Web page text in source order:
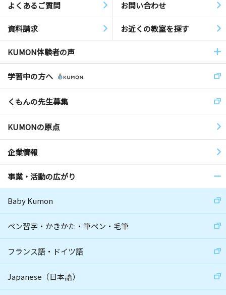
よくあるご質問 お問い合わせ
資料請求 お近くの教室を探す
KUMON体験者の声
学習中の方へ
くもんの先生募集
KUMONの原点
企業情報
事業・活動の広がり
Baby Kumon
ペン習字・かきかた・筆ペン・毛筆
フランス語・ドイツ語
Japanese（日本語）